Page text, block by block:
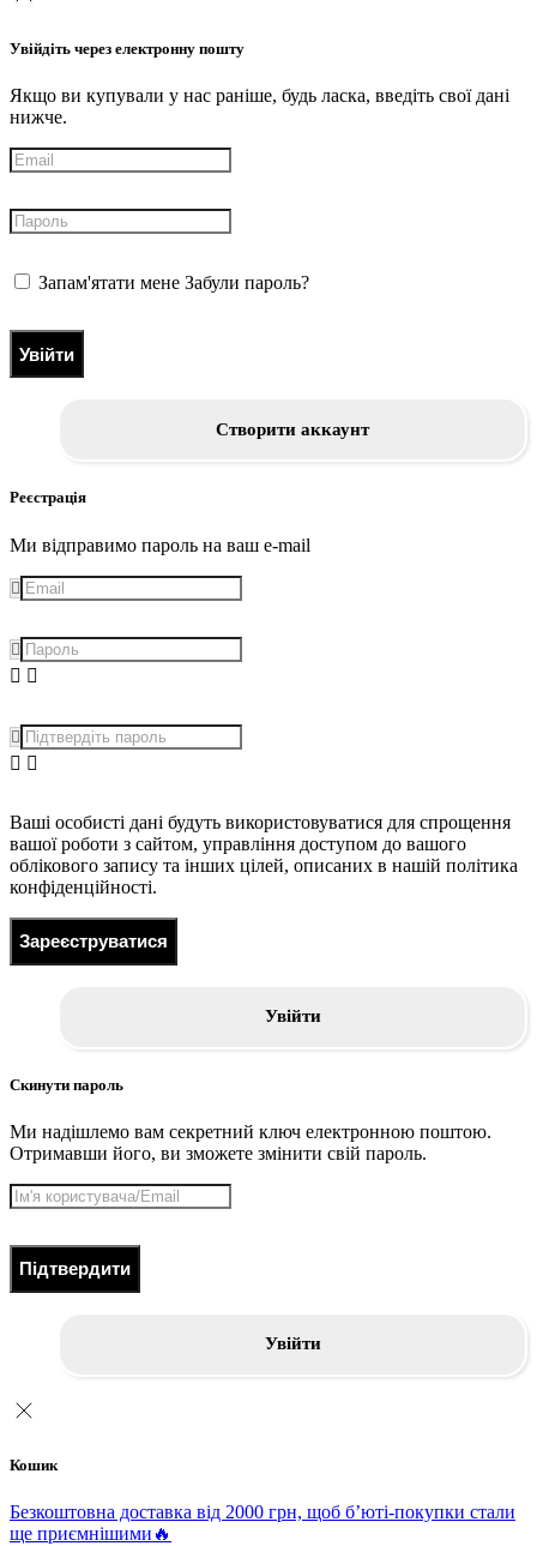
Увійдіть через електронну пошту
Якщо ви купували у нас раніше, будь ласка, введіть свої дані
нижче.
Запам'ятати мене Забули пароль?
Увійти
Створити аккаунт
Реєстрація
Ми відправимо пароль на ваш e-mail
Ваші особисті дані будуть використовуватися для спрощення
вашої роботи з сайтом, управління доступом до вашого
облікового запису та інших цілей, описаних в нашій політика
конфіденційності.
Зареєструватися
Увійти
Скинути пароль
Ми надішлемо вам секретний ключ електронною поштою.
Отримавши його, ви зможете змінити свій пароль.
Підтвердити
Увійти
Кошик
Безкоштовна доставка від 2000 грн, щоб б’юті-покупки стали
ще приємнішими🔥